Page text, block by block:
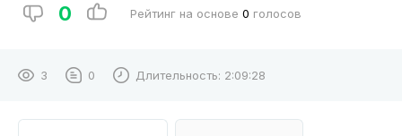
0 Рейтинг на основе 0 голосов
3 0 Длительность: 2:09:28